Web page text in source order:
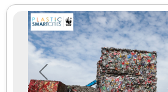
Previous